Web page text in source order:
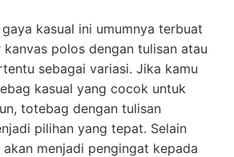
kasual ini umumnya terbuat
polos dengan tulisan atau
sebagai variasi. Jika kamu
kasual yang cocok untuk
totebag dengan tulisan
pilihan yang tepat. Selain
menjadi pengingat kepada